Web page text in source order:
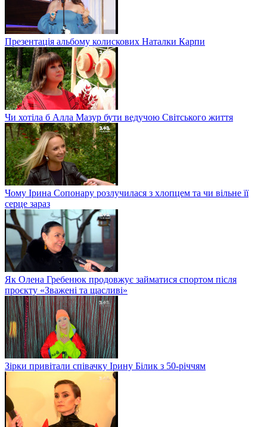
Презентація альбому колискових Наталки Карпи
Чи хотіла б Алла Мазур бути ведучою Світського життя
Чому Ірина Сопонару розлучилася з хлопцем та чи вільне її
серце зараз
Як Олена Гребенюк продовжує займатися спортом після
проєкту «Зважені та щасливі»
Зірки привітали співачку Ірину Білик з 50-річчям